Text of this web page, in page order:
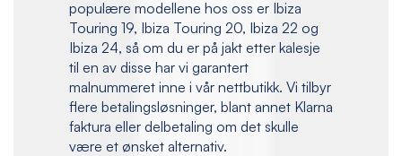
populære modellene hos oss er Ibiza
Touring 19, Ibiza Touring 20, Ibiza 22 og
Ibiza 24, så om du er på jakt etter kalesje
til en av disse har vi garantert
malnummeret inne i vår nettbutikk. Vi tilbyr
flere betalingsløsninger, blant annet Klarna
faktura eller delbetaling om det skulle
være et ønsket alternativ.